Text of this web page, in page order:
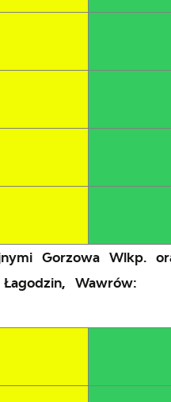
Gorzowa Wlkp.
Wawrów: